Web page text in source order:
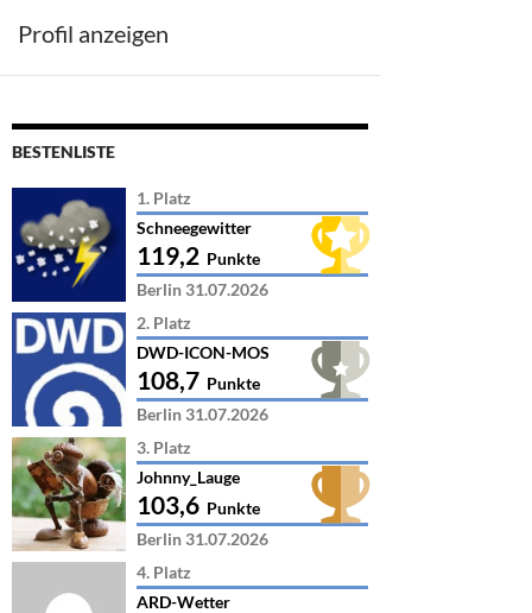
Profil anzeigen
BESTENLISTE
1. Platz
Schneegewitter
119,2 Punkte
Berlin 31.07.2026
2. Platz
DWD-ICON-MOS
108,7 Punkte
Berlin 31.07.2026
3. Platz
Johnny_Lauge
103,6 Punkte
Berlin 31.07.2026
4. Platz
ARD-Wetter